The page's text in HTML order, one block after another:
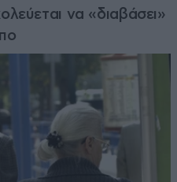
να «διαβάσει»